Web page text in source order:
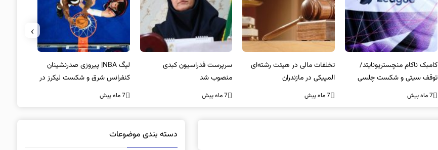
کامبک ناکام منچستریونایتد/
توقف سیتی و شکست چلسی
7 ماه پیش
تخلفات مالی در هیئت رشته‌ای
المپیکی در مازندران
7 ماه پیش
سرپرست فدراسیون کبدی
منصوب شد
7 ماه پیش
لیگ NBA| پیروزی صدرنشینان
کنفرانس شرق و شکست لیکرز در
غیاب جیمز
7 ماه پیش
›
دسته بندی موضوعات